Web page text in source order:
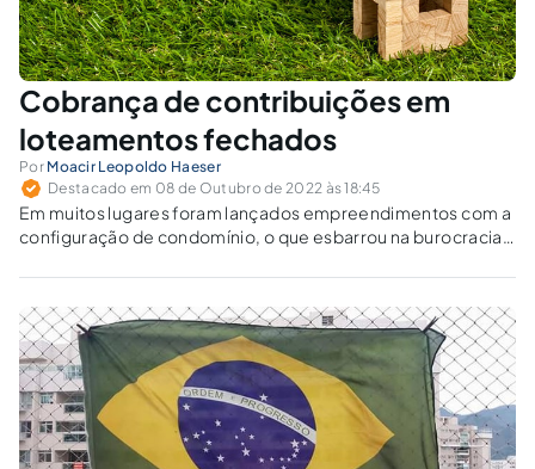
Cobrança de contribuições em
loteamentos fechados
Por Moacir Leopoldo Haeser
Destacado em 08 de Outubro de 2022 às 18:45
Em muitos lugares foram lançados empreendimentos com a
configuração de condomínio, o que esbarrou na burocracia
vinculada à associação de moradores.